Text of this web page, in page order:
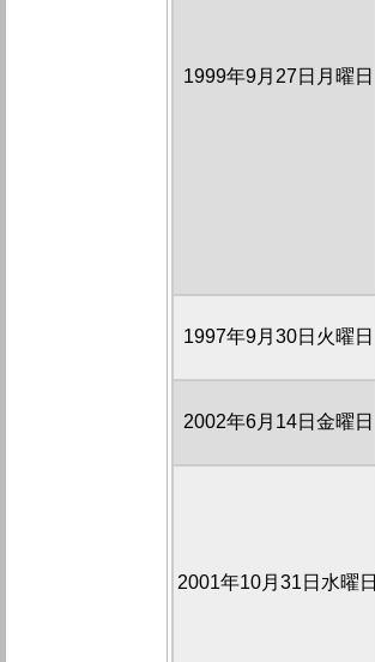
1999年9月27日月曜日
1997年9月30日火曜日
2002年6月14日金曜日
2001年10月31日水曜日